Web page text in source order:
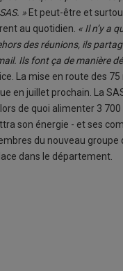
» Et peut-être et
au quotidien. « Il n’y a
des réunions, ils
Ils font ça de manière
La mise en route des 75
en juillet prochain. La
de quoi alimenter 3
son énergie - et ses
du nouveau groupe
dans le département.